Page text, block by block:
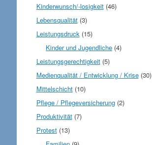
Kinderwunsch/-losigkeit(46)
Lebensqualität(3)
Leistungsdruck(15)
Kinder und Jugendliche (4)
Leistungsgerechtigkeit(5)
Medienqualität / Entwicklung / Krise(30)
Mittelschicht(10)
Pflege / Pflegeversicherung(2)
Produktivität(7)
Protest(13)